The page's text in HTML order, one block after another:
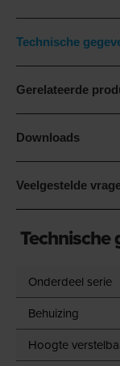
Technische
Gerelateerde
Downloads
Veelgestelde
Technische
Onderdeel serie
Behuizing
Hoogte